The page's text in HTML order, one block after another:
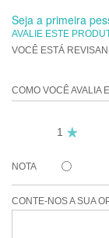
Seja a primeira
AVALIE ESTE
VOCÊ ESTÁ
COMO VOCÊ AVALIA
1
NOTA
CONTE-NOS A SUA